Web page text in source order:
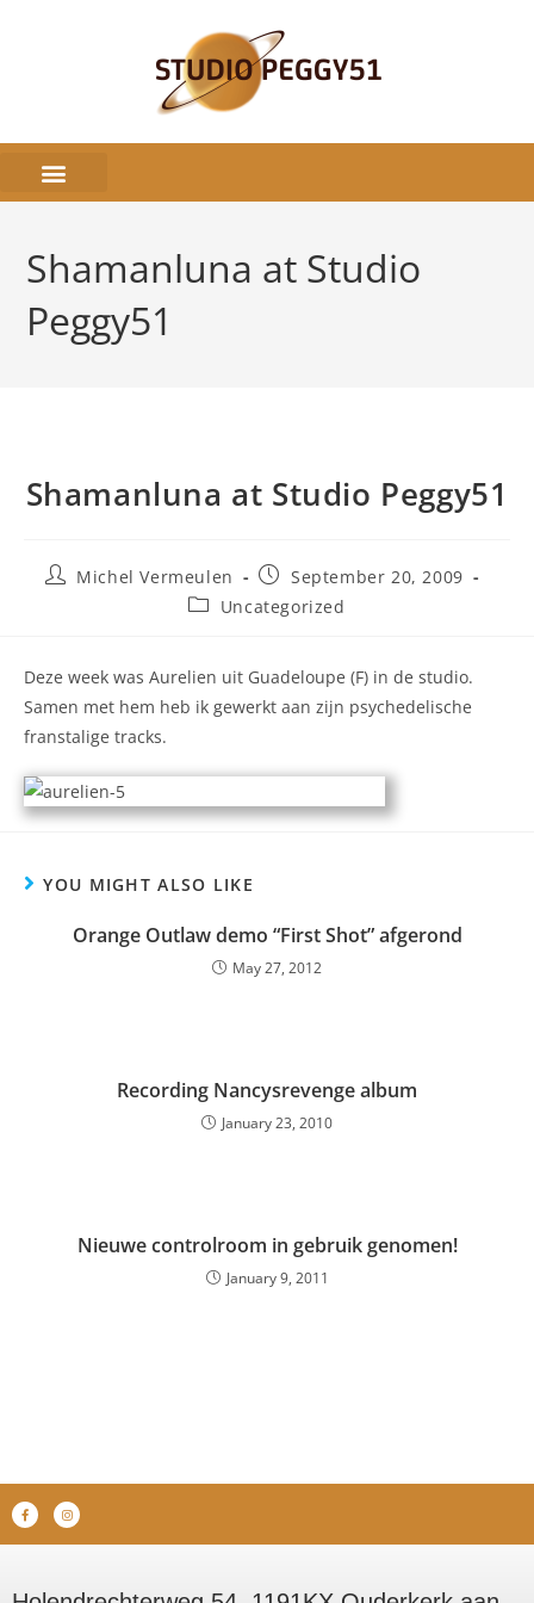
Shamanluna at Studio
Peggy51
Shamanluna at Studio Peggy51
Michel Vermeulen
September 20, 2009
Uncategorized
Deze week was Aurelien uit Guadeloupe (F) in de studio.
Samen met hem heb ik gewerkt aan zijn psychedelische
franstalige tracks.
YOU MIGHT ALSO LIKE
Orange Outlaw demo “First Shot” afgerond
May 27, 2012
Recording Nancysrevenge album
January 23, 2010
Nieuwe controlroom in gebruik genomen!
January 9, 2011